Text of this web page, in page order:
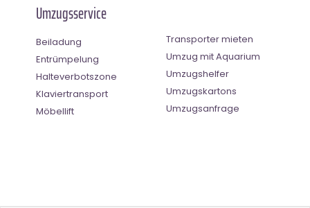
Umzugsservice
Beiladung
Entrümpelung
Halteverbotszone
Klaviertransport
Möbellift
Transporter mieten
Umzug mit Aquarium
Umzugshelfer
Umzugskartons
Umzugsanfrage